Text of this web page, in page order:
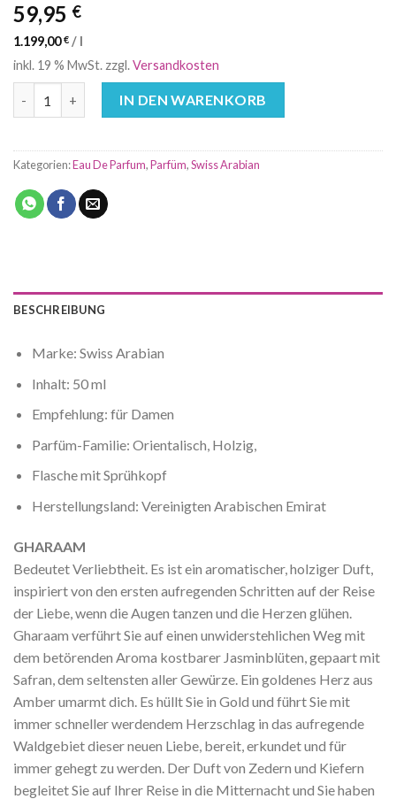
59,95 €
1.199,00€ / l
inkl. 19 % MwSt. zzgl.Versandkosten
IN DEN WARENKORB
Kategorien:Eau De Parfum,Parfüm,Swiss Arabian
BESCHREIBUNG
Marke: Swiss Arabian
Inhalt: 50 ml
Empfehlung: für Damen
Parfüm-Familie: Orientalisch, Holzig,
Flasche mit Sprühkopf
Herstellungsland: Vereinigten Arabischen Emirat
GHARAAM
Bedeutet Verliebtheit. Es ist ein aromatischer, holziger Duft,
inspiriert von den ersten aufregenden Schritten auf der Reise
der Liebe, wenn die Augen tanzen und die Herzen glühen.
Gharaam verführt Sie auf einen unwiderstehlichen Weg mit
dem betörenden Aroma kostbarer Jasminblüten, gepaart mit
Safran, dem seltensten aller Gewürze. Ein goldenes Herz aus
Amber umarmt dich. Es hüllt Sie in Gold und führt Sie mit
immer schneller werdendem Herzschlag in das aufregende
Waldgebiet dieser neuen Liebe, bereit, erkundet und für
immer gehegt zu werden. Der Duft von Zedern und Kiefern
begleitet Sie auf Ihrer Reise in die Mitternacht und Sie haben